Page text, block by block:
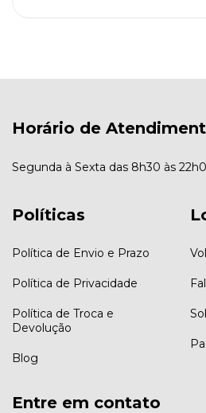
Horário de
Segunda à Sexta das 8h30 às
Políticas
Política de Envio e Prazo
Política de Privacidade
Política de Troca e
Devolução
Blog
Entre em contato